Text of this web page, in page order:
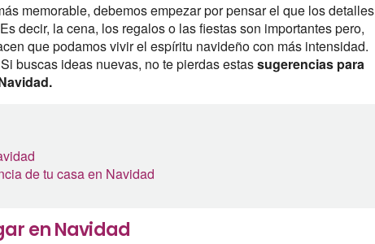
memorable, debemos empezar por pensar el que los detalles
decir, la cena, los regalos o las fiestas son importantes pero,
que podamos vivir el espíritu navideño con más intensidad.
buscas ideas nuevas, no te pierdas estassugerencias para
de tu casa en Navidad
en Navidad